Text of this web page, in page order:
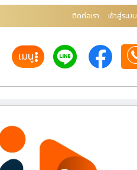
ติดต่อเรา เข้าสู่ระบบ
เมนู